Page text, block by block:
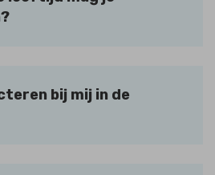
bij mij in de